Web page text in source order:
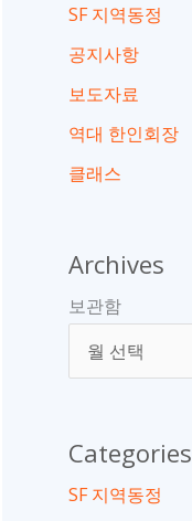
SF 지역동정
공지사항
보도자료
역대 한인회장
클래스
Archives
보관함
Categories
SF 지역동정